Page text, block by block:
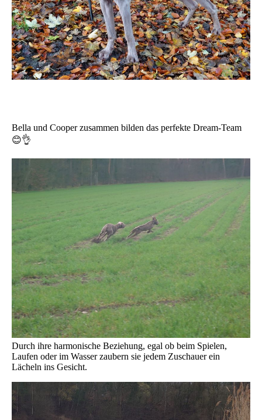
Bella und Cooper zusammen bilden das perfekte Dream-Team
😊👌
Durch ihre harmonische Beziehung, egal ob beim Spielen,
Laufen oder im Wasser zaubern sie jedem Zuschauer ein
Lächeln ins Gesicht.